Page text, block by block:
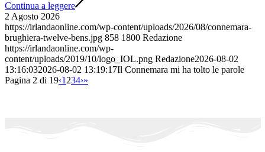
Continua a leggere
2 Agosto 2026
https://irlandaonline.com/wp-content/uploads/2026/08/connemara-
brughiera-twelve-bens.jpg 858 1800 Redazione
https://irlandaonline.com/wp-
content/uploads/2019/10/logo_IOL.png Redazione2026-08-02
13:16:032026-08-02 13:19:17Il Connemara mi ha tolto le parole
Pagina 2 di 19‹1234›»